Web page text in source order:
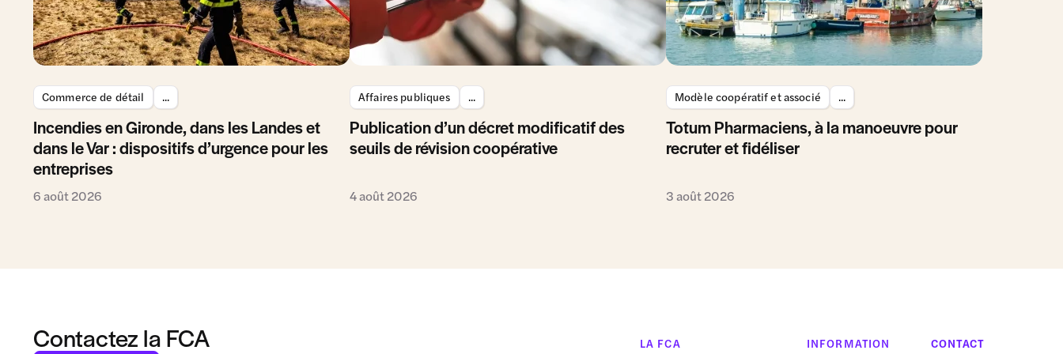
Commerce de détail ...
Incendies en Gironde, dans les Landes et
dans le Var : dispositifs d’urgence pour les
entreprises
6 août 2026
Affaires publiques ...
Publication d’un décret modificatif des
seuils de révision coopérative
4 août 2026
Modèle coopératif et associé ...
Totum Pharmaciens, à la manoeuvre pour
recruter et fidéliser
3 août 2026
Contactez la FCA LA FCA INFORMATION CONTACT